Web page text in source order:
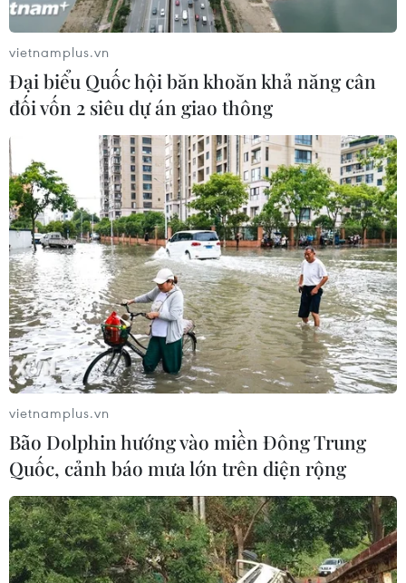
Hà Nội: Rau xanh tăng giá, thịt lợn giảm
nhẹ tại các chợ truyền thống
09/03/2023 03:58
Rau xanh và thịt lợn - hai loại thực phẩm thường xuyên
xuất hiện trong mâm cơm của các gia đình đang có
những biến động trái chiều tại các chợ truyền thống trên
địa bàn thành phố Hà Nội.
vietnamplus.vn
Đại biểu Quốc hội băn khoăn khả năng cân
đối vốn 2 siêu dự án giao thông
vietnamplus.vn
Bão Dolphin hướng vào miền Đông Trung
Quốc, cảnh báo mưa lớn trên diện rộng